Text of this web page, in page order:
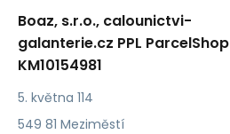
Boaz, s.r.o., calounictvi-
galanterie.cz PPL ParcelShop
KM10154981
5. května 114
549 81 Meziměstí